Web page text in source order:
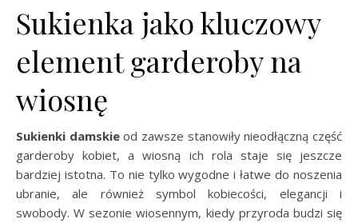
Sukienka jako kluczowy
element garderoby na
wiosnę
Sukienki damskieod zawsze stanowiły nieodłączną część
garderoby kobiet, a wiosną ich rola staje się jeszcze
bardziej istotna. To nie tylko wygodne i łatwe do noszenia
ubranie, ale również symbol kobiecości, elegancji i
swobody. W sezonie wiosennym, kiedy przyroda budzi się